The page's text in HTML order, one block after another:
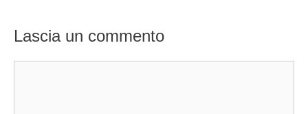
Lascia un commento